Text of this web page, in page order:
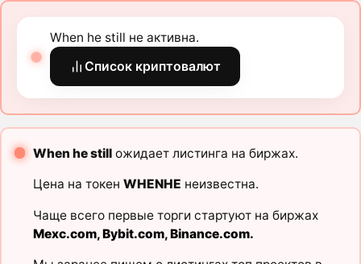
When he still не активна.
Список криптовалют
When he stillожидает листинга на биржах.
Цена на токен WHENHE неизвестна.
Чаще всего первые торги стартуют на биржах
Mexc.com,Bybit.com,Binance.com.